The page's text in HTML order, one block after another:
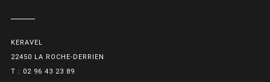
KERAVEL
22450 LA ROCHE-DERRIEN
T : 02 96 43 23 89